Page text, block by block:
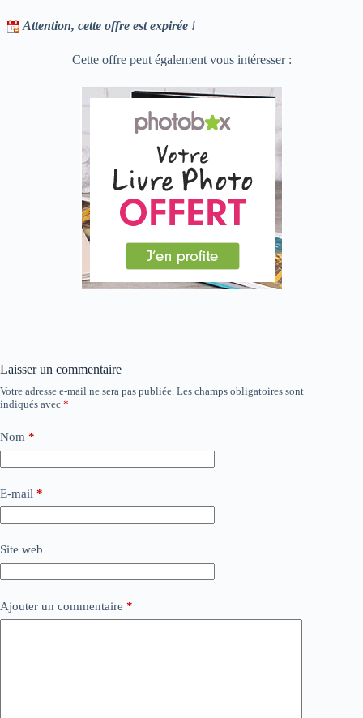
Attention, cette offre est expirée !
Cette offre peut également vous intéresser :
Laisser un commentaire
Votre adresse e-mail ne sera pas publiée. Les champs obligatoires sont
indiqués avec *
Nom *
E-mail *
Site web
Ajouter un commentaire *